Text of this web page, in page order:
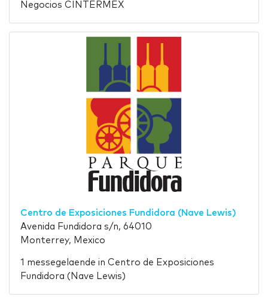
Negocios CINTERMEX
Centro de Exposiciones Fundidora (Nave Lewis)
Avenida Fundidora s/n, 64010
Monterrey, Mexico
1 messegelaende in Centro de Exposiciones
Fundidora (Nave Lewis)